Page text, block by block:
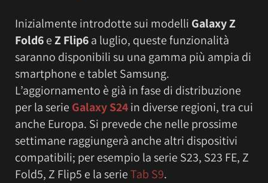
Inizialmente introdotte sui modelli Galaxy Z
Fold6eZ Flip6a luglio, queste funzionalità
saranno disponibili su una gamma più ampia di
smartphone e tablet Samsung.
L’aggiornamento è già in fase di distribuzione
per la serie Galaxy S24in diverse regioni, tra cui
anche Europa. Si prevede che nelle prossime
settimane raggiungerà anche altri dispositivi
compatibili; per esempio la serie S23, S23 FE, Z
Fold5, Z Flip5 e la serieTab S9.